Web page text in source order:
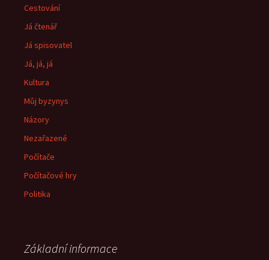
Cestování
Já čtenář
Já spisovatel
Já, já, já
Kultura
Můj byzynys
Názory
Nezařazené
Počítače
Počítačové hry
Politika
Základní informace